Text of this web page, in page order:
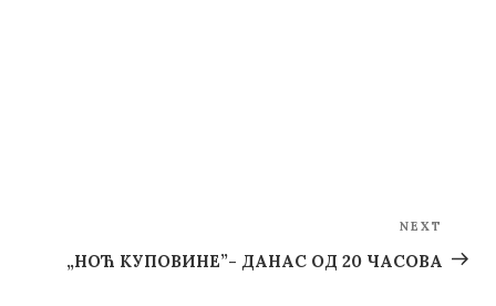
Post
NEXT
„НОЋ КУПОВИНЕ”- ДАНАС ОД 20 ЧАСОВА